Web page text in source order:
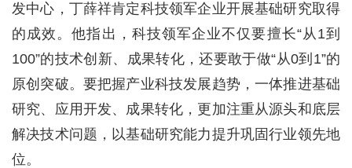
发中心，丁薛祥肯定科技领军企业开展基础研究取得
的成效。他指出，科技领军企业不仅要擅长“从1到
100”的技术创新、成果转化，还要敢于做“从0到1”的
原创突破。要把握产业科技发展趋势，一体推进基础
研究、应用开发、成果转化，更加注重从源头和底层
解决技术问题，以基础研究能力提升巩固行业领先地
位。